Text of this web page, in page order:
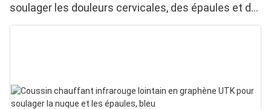
soulager les douleurs cervicales, des épaules et du
dos, H21B1